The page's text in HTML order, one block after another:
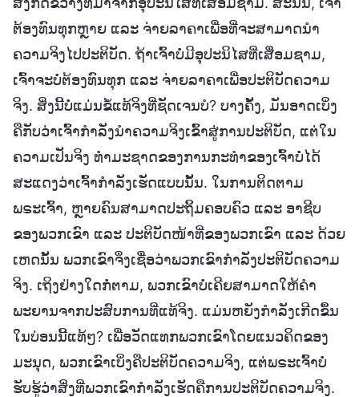
ຕ້ອງທົນທຸກຫຼາຍ ແລະ ຈ່າຍລາຄາເພື່ອທີ່ຈະສາມາດນໍາ
ຄວາມຈິງໄປປະຕິບັດ. ຖ້າເຈົ້າບໍ່ມີອຸປະນິໄສທີ່ເສື່ອມຊາມ,
ເຈົ້າຈະບໍ່ຕ້ອງທົນທຸກ ແລະ ຈ່າຍລາຄາເພື່ອປະຕິບັດຄວາມ
ຈິງ. ສິ່ງນີ້ບໍ່ແມ່ນຂໍ້ແທ້ຈິງທີ່ຊັດເຈນບໍ? ບາງຄັ້ງ, ມັນອາດເບິ່ງ
ຄືກັບວ່າເຈົ້າກຳລັງນໍາຄວາມຈິງເຂົ້າສູ່ການປະຕິບັດ, ແຕ່ໃນ
ຄວາມເປັນຈິງ ທຳມະຊາດຂອງການກະທຳຂອງເຈົ້າບໍ່ໄດ້
ສະແດງວ່າເຈົ້າກຳລັງເຮັດແບບນັ້ນ. ໃນການຕິດຕາມ
ພຣະເຈົ້າ, ຫຼາຍຄົນສາມາດປະຖິ້ມຄອບຄົວ ແລະ ອາຊີບ
ຂອງພວກເຂົາ ແລະ ປະຕິບັດໜ້າທີ່ຂອງພວກເຂົາ ແລະ ດ້ວຍ
ເຫດນັ້ນ ພວກເຂົາຈຶ່ງເຊື່ອວ່າພວກເຂົາກຳລັງປະຕິບັດຄວາມ
ຈິງ. ເຖິງຢ່າງໃດກໍ່ຕາມ, ພວກເຂົາບໍ່ເຄີຍສາມາດໃຫ້ຄຳ
ພະຍານຈາກປະສົບການທີ່ແທ້ຈິງ. ແມ່ນຫຍັງກຳລັງເກີດຂຶ້ນ
ໃນບ່ອນນີ້ແທ້ໆ? ເພື່ອວັດແທກພວກເຂົາໂດຍແນວຄິດຂອງ
ມະນຸດ, ພວກເຂົາເບິ່ງຄືປະຕິບັດຄວາມຈິງ, ແຕ່ພຣະເຈົ້າບໍ່
ຮັບຮູ້ວ່າສິ່ງທີ່ພວກເຂົາກຳລັງເຮັດຄືການປະຕິບັດຄວາມຈິງ.